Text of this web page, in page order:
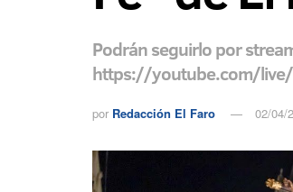
Podrán seguirlo por
https://youtube.com/live/
por Redacción El Faro 02/04/